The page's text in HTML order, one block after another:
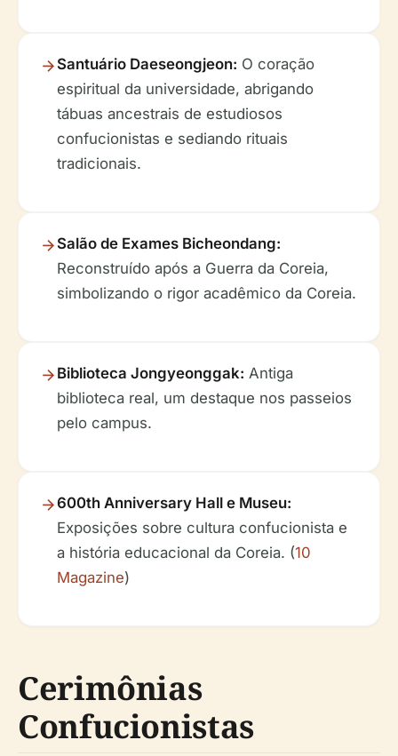
Santuário Daeseongjeon: O coração
espiritual da universidade, abrigando
tábuas ancestrais de estudiosos
confucionistas e sediando rituais
tradicionais.
Salão de Exames Bicheondang:
Reconstruído após a Guerra da Coreia,
simbolizando o rigor acadêmico da Coreia.
Biblioteca Jongyeonggak: Antiga
biblioteca real, um destaque nos passeios
pelo campus.
600th Anniversary Hall e Museu:
Exposições sobre cultura confucionista e
a história educacional da Coreia. (10
Magazine)
Cerimônias
Confucionistas